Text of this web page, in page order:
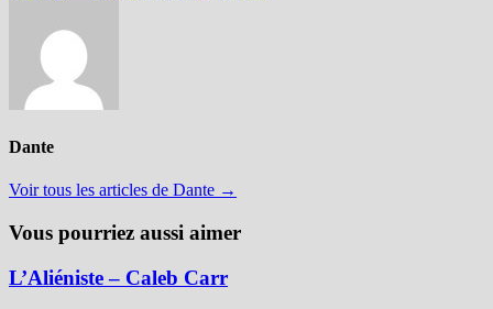
Dante
Voir tous les articles de Dante →
Vous pourriez aussi aimer
L’Aliéniste – Caleb Carr